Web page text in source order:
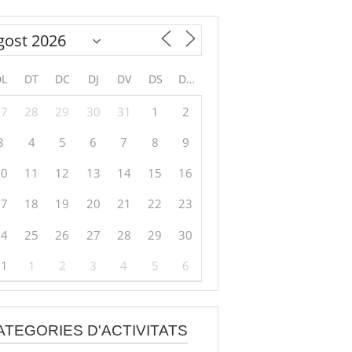
DT DC DJ DV DS DG
28 29 30 31 1
2
4 5 6 7 8
9
11 12 13 14 15
16
18 19 20 21 22
23
25 26 27 28 29
30
1 2 3 4 5 6
D'ACTIVITATS